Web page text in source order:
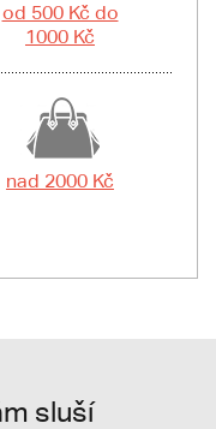
od 500 Kč do
1000 Kč
nad 2000 Kč
sluší